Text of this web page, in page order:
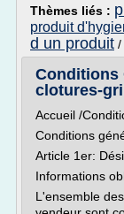
Thèmes liés :
produit
d un produit /
Conditions
clotures-
Accueil /
Conditions
Article 1er:
Informations
L'ensemble